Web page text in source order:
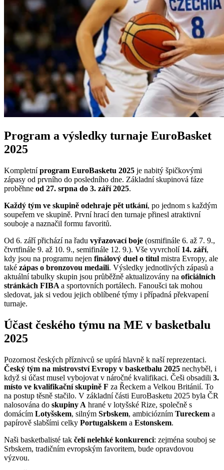
Program a výsledky turnaje EuroBasket
2025
Kompletníprogram EuroBasketu 2025 je nabitý špičkovými
zápasy od prvního do posledního dne. Základní skupinová fáze
proběhne od 27. srpna do 3. září 2025.
Každý tým ve skupině odehraje pět utkání, po jednom s každým
soupeřem ve skupině. První hrací den turnaje přinesl atraktivní
souboje a naznačil formu favoritů.
Od 6. září přichází na řadu vyřazovací boje (osmifinále 6. až 7. 9.,
čtvrtfinále 9. až 10. 9., semifinále 12. 9.). Vše vyvrcholí14. září,
kdy jsou na programu nejen finálový duel o titul mistra Evropy, ale
také zápas o bronzovou medaili. Výsledky jednotlivých zápasů a
aktuální tabulky skupin jsou průběžně aktualizovány na oficiálních
stránkách FIBA a sportovních portálech. Fanoušci tak mohou
sledovat, jak si vedou jejich oblíbené týmy i případná překvapení
turnaje.
Účast českého týmu na ME v basketbalu
2025
Pozornost českých příznivců se upírá hlavně k naší reprezentaci.
Český tým na mistrovství Evropy v basketbalu 2025 nechyběl, i
když si účast musel vybojovat v náročné kvalifikaci. Češi obsadili 3.
místo ve kvalifikační skupině F za Řeckem a Velkou Británií. To
na postup těsně stačilo. V základní části EuroBasketu 2025 byla ČR
nalosována do skupiny A hrané v lotyšské Rize, společně s
domácím Lotyšskem, silným Srbskem, ambiciózním Tureckem a
papírově slabšími celky Portugalskem a Estonskem.
Naši basketbalisté tak čelí nelehké konkurenci: zejména souboj se
Srbskem, tradičním evropským favoritem, bude opravdovou
výzvou.